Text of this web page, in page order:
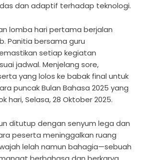
dan adaptif terhadap teknologi.
lomba hari pertama berjalan
Panitia bersama guru
setiap kegiatan
jadwal. Menjelang sore,
yang lolos ke babak final untuk
puncak Bulan Bahasa 2025 yang
hari, Selasa, 28 Oktober 2025.
ditutup dengan senyum lega dan
peserta meninggalkan ruang
lelah namun bahagia—sebuah